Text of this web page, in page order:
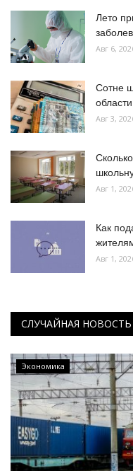
Лето
Авг 6,
Сотне
Авг 3,
Авг 1,
Как
Авг 1,
СЛУЧАЙНАЯ НОВОСТЬ
РАЗВЛЕЧЕНИЯ